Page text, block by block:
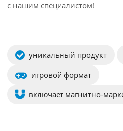
с нашим специалистом!
уникальный продукт
игровой формат
включает магнитно-